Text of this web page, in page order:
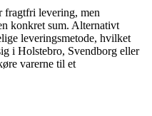
fragtfri levering, men
konkret sum. Alternativt
leveringsmetode, hvilket
i Holstebro, Svendborg eller
varerne til et